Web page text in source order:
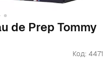
de Prep Tommy
Код: 4471